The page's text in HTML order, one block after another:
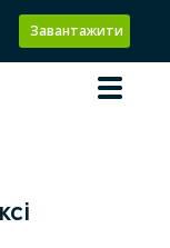
Завантажити